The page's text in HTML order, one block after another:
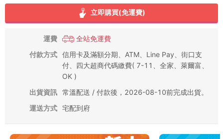
立即購買(免運費)
運費
全站免運費
付款方式 信用卡及滿額分期、ATM、Line Pay、街口支
付、四大超商代碼繳費( 7-11、全家、萊爾富、
OK )
出貨資訊 常溫配送 / 付款後，2026-08-10前完成出貨。
運送方式 宅配到府